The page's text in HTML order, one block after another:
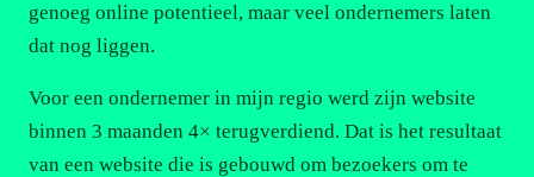
genoeg online potentieel, maar veel ondernemers laten
dat nog liggen.
Voor een ondernemer in mijn regio werd zijn website
binnen 3 maanden 4× terugverdiend. Dat is het resultaat
van een website die is gebouwd om bezoekers om te